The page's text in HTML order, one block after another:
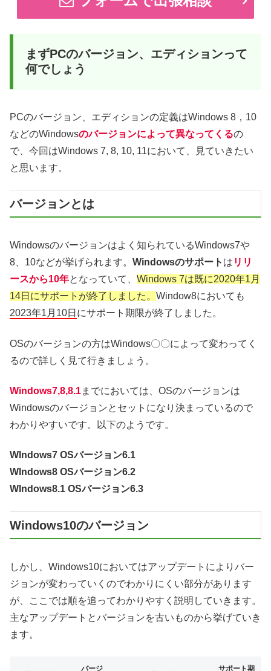
まずPCのバージョン、エディションって
何でしょう
PCのバージョン、エディションの定義はWindows 8，10
などのWindowsのバージョンによって異なってくるの
で、今回はWindows 7, 8, 10, 11において、見ていきたい
と思います。
バージョンとは
Windowsのバージョンはよく知られているWindows7や
8、10などが挙げられます。 Windowsのサポート は リリ
ースから10年となっていて、 Windows 7は既に2020年1月
14日にサポートが終了しました。 Window8においても
2023年1月10日 にサポート期限が終了しました。
OSのバージョンの方はWindows〇〇によって変わってく
るので詳しく見て行きましょう。
Windows7,8,8.1までにおいては、OSのバージョンは
Windowsのバージョンとセットになり決まっているので
わかりやすいです。以下のようです。
WIndows7 OSバージョン6.1
WIndows8 OSバージョン6.2
WIndows8.1 OSバージョン6.3
Windows10のバージョン
しかし、Windows10においてはアップデートによりバー
ジョンが変わっていくのでわかりにくい部分があります
が、ここでは順を追ってわかりやすく説明していきます。
主なアップデートとバージョンを古いものから挙げていき
ます。
バージ
サポート期